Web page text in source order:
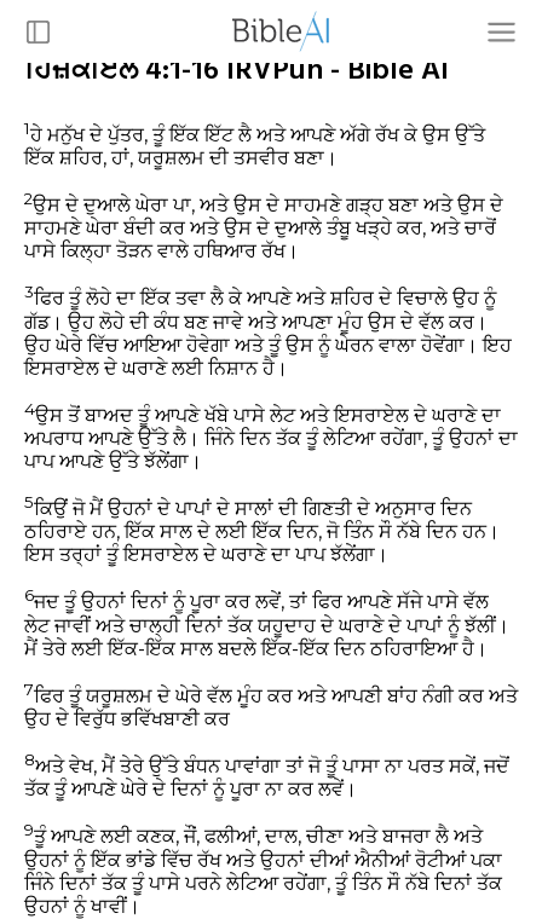
ਹਿਜ਼ਕੀਏਲ 4:1-16 IRVPun - Bible AI
1ਹੇ ਮਨੁੱਖ ਦੇ ਪੁੱਤਰ, ਤੂੰ ਇੱਕ ਇੱਟ ਲੈ ਅਤੇ ਆਪਣੇ ਅੱਗੇ ਰੱਖ ਕੇ ਉਸ ਉੱਤੇ
ਇੱਕ ਸ਼ਹਿਰ, ਹਾਂ, ਯਰੂਸ਼ਲਮ ਦੀ ਤਸਵੀਰ ਬਣਾ।
2ਉਸ ਦੇ ਦੁਆਲੇ ਘੇਰਾ ਪਾ, ਅਤੇ ਉਸ ਦੇ ਸਾਹਮਣੇ ਗੜ੍ਹ ਬਣਾ ਅਤੇ ਉਸ ਦੇ
ਸਾਹਮਣੇ ਘੇਰਾ ਬੰਦੀ ਕਰ ਅਤੇ ਉਸ ਦੇ ਦੁਆਲੇ ਤੰਬੂ ਖੜ੍ਹੇ ਕਰ, ਅਤੇ ਚਾਰੋਂ
ਪਾਸੇ ਕਿਲ੍ਹਾ ਤੋੜਨ ਵਾਲੇ ਹਥਿਆਰ ਰੱਖ।
3ਫਿਰ ਤੂੰ ਲੋਹੇ ਦਾ ਇੱਕ ਤਵਾ ਲੈ ਕੇ ਆਪਣੇ ਅਤੇ ਸ਼ਹਿਰ ਦੇ ਵਿਚਾਲੇ ਉਹ ਨੂੰ
ਗੱਡ। ਉਹ ਲੋਹੇ ਦੀ ਕੰਧ ਬਣ ਜਾਵੇ ਅਤੇ ਆਪਣਾ ਮੂੰਹ ਉਸ ਦੇ ਵੱਲ ਕਰ।
ਉਹ ਘੇਰੇ ਵਿੱਚ ਆਇਆ ਹੋਵੇਗਾ ਅਤੇ ਤੂੰ ਉਸ ਨੂੰ ਘੇਰਨ ਵਾਲਾ ਹੋਵੇਂਗਾ। ਇਹ
ਇਸਰਾਏਲ ਦੇ ਘਰਾਣੇ ਲਈ ਨਿਸ਼ਾਨ ਹੈ।
4ਉਸ ਤੋਂ ਬਾਅਦ ਤੂੰ ਆਪਣੇ ਖੱਬੇ ਪਾਸੇ ਲੇਟ ਅਤੇ ਇਸਰਾਏਲ ਦੇ ਘਰਾਣੇ ਦਾ
ਅਪਰਾਧ ਆਪਣੇ ਉੱਤੇ ਲੈ। ਜਿੰਨੇ ਦਿਨ ਤੱਕ ਤੂੰ ਲੇਟਿਆ ਰਹੇਂਗਾ, ਤੂੰ ਉਹਨਾਂ ਦਾ
ਪਾਪ ਆਪਣੇ ਉੱਤੇ ਝੱਲੇਂਗਾ।
5ਕਿਉਂ ਜੋ ਮੈਂ ਉਹਨਾਂ ਦੇ ਪਾਪਾਂ ਦੇ ਸਾਲਾਂ ਦੀ ਗਿਣਤੀ ਦੇ ਅਨੁਸਾਰ ਦਿਨ
ਠਹਿਰਾਏ ਹਨ, ਇੱਕ ਸਾਲ ਦੇ ਲਈ ਇੱਕ ਦਿਨ, ਜੋ ਤਿੰਨ ਸੌ ਨੱਬੇ ਦਿਨ ਹਨ।
ਇਸ ਤਰ੍ਹਾਂ ਤੂੰ ਇਸਰਾਏਲ ਦੇ ਘਰਾਣੇ ਦਾ ਪਾਪ ਝੱਲੇਂਗਾ।
6ਜਦ ਤੂੰ ਉਹਨਾਂ ਦਿਨਾਂ ਨੂੰ ਪੂਰਾ ਕਰ ਲਵੇਂ, ਤਾਂ ਫਿਰ ਆਪਣੇ ਸੱਜੇ ਪਾਸੇ ਵੱਲ
ਲੇਟ ਜਾਵੀਂ ਅਤੇ ਚਾਲ੍ਹੀ ਦਿਨਾਂ ਤੱਕ ਯਹੂਦਾਹ ਦੇ ਘਰਾਣੇ ਦੇ ਪਾਪਾਂ ਨੂੰ ਝੱਲੀਂ।
ਮੈਂ ਤੇਰੇ ਲਈ ਇੱਕ-ਇੱਕ ਸਾਲ ਬਦਲੇ ਇੱਕ-ਇੱਕ ਦਿਨ ਠਹਿਰਾਇਆ ਹੈ।
7ਫਿਰ ਤੂੰ ਯਰੂਸ਼ਲਮ ਦੇ ਘੇਰੇ ਵੱਲ ਮੂੰਹ ਕਰ ਅਤੇ ਆਪਣੀ ਬਾਂਹ ਨੰਗੀ ਕਰ ਅਤੇ
ਉਹ ਦੇ ਵਿਰੁੱਧ ਭਵਿੱਖਬਾਣੀ ਕਰ
8ਅਤੇ ਵੇਖ, ਮੈਂ ਤੇਰੇ ਉੱਤੇ ਬੰਧਨ ਪਾਵਾਂਗਾ ਤਾਂ ਜੋ ਤੂੰ ਪਾਸਾ ਨਾ ਪਰਤ ਸਕੇਂ, ਜਦੋਂ
ਤੱਕ ਤੂੰ ਆਪਣੇ ਘੇਰੇ ਦੇ ਦਿਨਾਂ ਨੂੰ ਪੂਰਾ ਨਾ ਕਰ ਲਵੇਂ।
9ਤੂੰ ਆਪਣੇ ਲਈ ਕਣਕ, ਜੌਂ, ਫਲੀਆਂ, ਦਾਲ, ਚੀਣਾ ਅਤੇ ਬਾਜਰਾ ਲੈ ਅਤੇ
ਉਹਨਾਂ ਨੂੰ ਇੱਕ ਭਾਂਡੇ ਵਿੱਚ ਰੱਖ ਅਤੇ ਉਹਨਾਂ ਦੀਆਂ ਐਨੀਆਂ ਰੋਟੀਆਂ ਪਕਾ
ਜਿੰਨੇ ਦਿਨਾਂ ਤੱਕ ਤੂੰ ਪਾਸੇ ਪਰਨੇ ਲੇਟਿਆ ਰਹੇਂਗਾ, ਤੂੰ ਤਿੰਨ ਸੌ ਨੱਬੇ ਦਿਨਾਂ ਤੱਕ
ਉਹਨਾਂ ਨੂੰ ਖਾਵੀਂ।